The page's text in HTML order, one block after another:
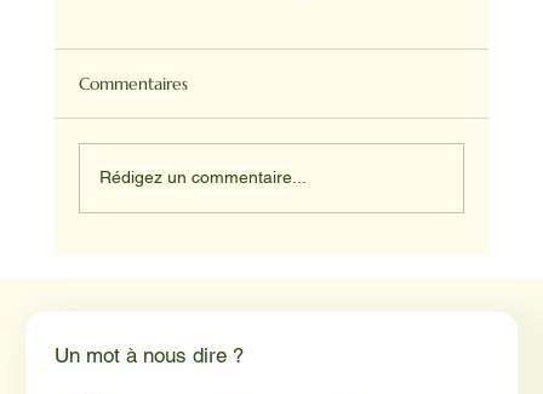
Commentaires
Rédigez un commentaire...
Un mot à nous dire ?